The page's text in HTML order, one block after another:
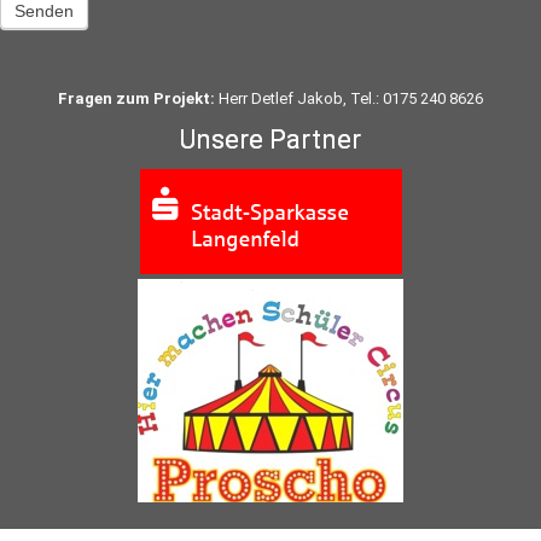
Senden
Fragen zum Projekt: Herr Detlef Jakob, Tel.: 0175 240 8626
Unsere Partner